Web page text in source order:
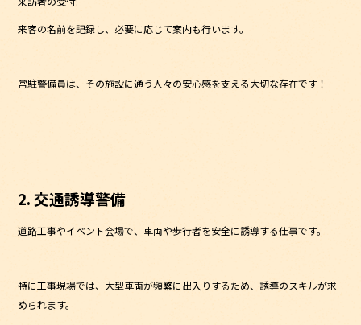
来客の名前を記録し、必要に応じて案内も行います。
常駐警備員は、その施設に通う人々の安心感を支える大切な存在です！
2. 交通誘導警備
道路工事やイベント会場で、車両や歩行者を安全に誘導する仕事です。
特に工事現場では、大型車両が頻繁に出入りするため、誘導のスキルが求
められます。